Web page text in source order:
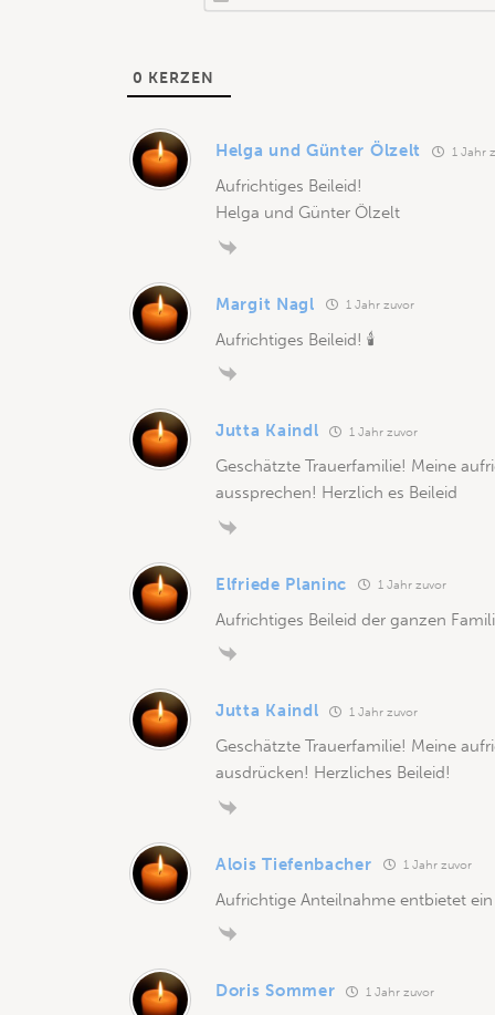
0 KERZEN
Helga und Günter Ölzelt 1 Jahr
Aufrichtiges Beileid!
Helga und Günter Ölzelt
Margit Nagl 1 Jahr zuvor
Aufrichtiges Beileid! 🕯
Jutta Kaindl 1 Jahr zuvor
Geschätzte Trauerfamilie! Meine
aussprechen! Herzlich es Beileid
Elfriede Planinc 1 Jahr zuvor
Aufrichtiges Beileid der ganzen
Jutta Kaindl 1 Jahr zuvor
Geschätzte Trauerfamilie! Meine
ausdrücken! Herzliches Beileid!
Alois Tiefenbacher 1 Jahr zuvor
Aufrichtige Anteilnahme entbietet
Doris Sommer 1 Jahr zuvor